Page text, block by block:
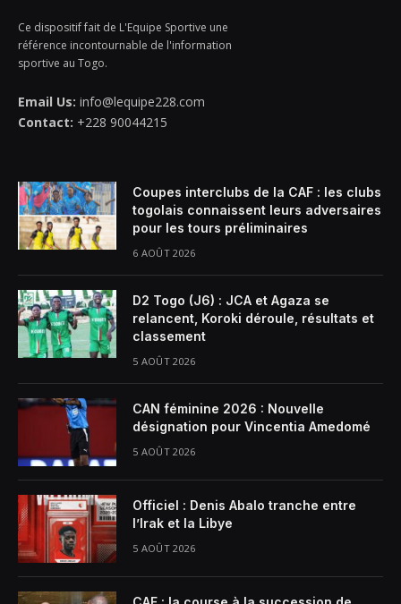
Ce dispositif fait de L'Equipe Sportive une
référence incontournable de l'information
sportive au Togo.
Email Us: info@lequipe228.com
Contact: +228 90044215
Coupes interclubs de la CAF : les clubs
togolais connaissent leurs adversaires
pour les tours préliminaires
6 AOÛT 2026
D2 Togo (J6) : JCA et Agaza se
relancent, Koroki déroule, résultats et
classement
5 AOÛT 2026
CAN féminine 2026 : Nouvelle
désignation pour Vincentia Amedomé
5 AOÛT 2026
Officiel : Denis Abalo tranche entre
l’Irak et la Libye
5 AOÛT 2026